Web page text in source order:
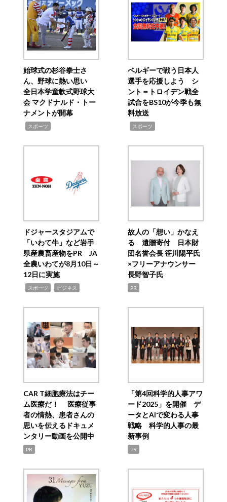
始球式の杉谷拳士さ
ん、野球に熱い思い
全日本学童軟式野球大
会 マクドナルド・トー
ナメントが開幕
スポーツ
ベルギーで戦う日本人
選手を応援しよう シ
ント＝トロイデン戦全
試合をBS10が今季も無
料放送
スポーツ
ドジャースタジアムで
「いわて牛」など岩手
県産農畜産物をPR JA
全農いわてが8月10日～
12日に実施
スポーツ ビジネス
故人の「想い」かなえ
る 遺贈寄付 日本財
団名誉会長 笹川陽平氏
×フリーアナウンサー
長野智子氏
PR
CAR T細胞療法はチー
ム医療だ！ 医療従事
者の情熱、患者さんの
思いを伝えるドキュメ
ンタリー動画を公開中
PR
「第4回科学的人事アワ
ード2025」を開催 デ
ータとAIで変わる人事
戦略 科学的人事の最
新事例
PR